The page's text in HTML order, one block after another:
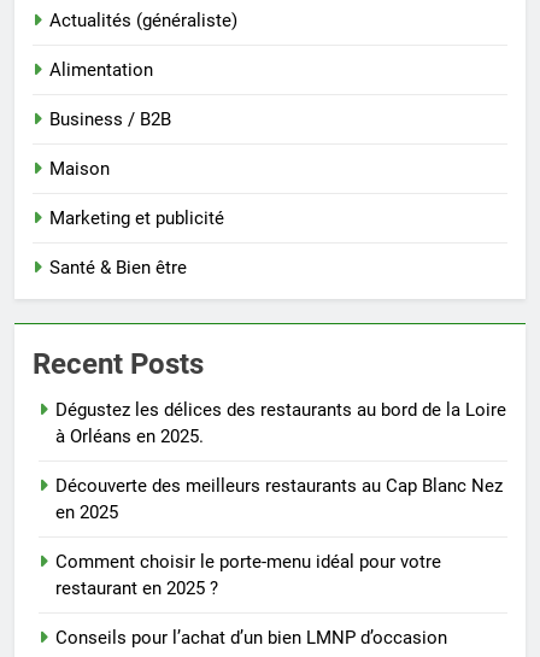
Actualités (généraliste)
Alimentation
Business / B2B
Maison
Marketing et publicité
Santé & Bien être
Recent Posts
Dégustez les délices des restaurants au bord de la Loire
à Orléans en 2025.
Découverte des meilleurs restaurants au Cap Blanc Nez
en 2025
Comment choisir le porte-menu idéal pour votre
restaurant en 2025 ?
Conseils pour l’achat d’un bien LMNP d’occasion